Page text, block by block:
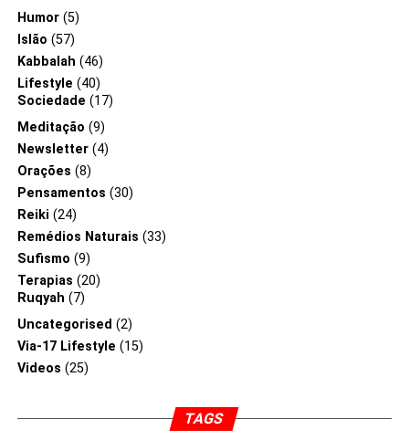
Humor(5)
Islão (57)
Kabbalah (46)
Lifestyle (40)
Sociedade (17)
Meditação (9)
Newsletter(4)
Orações (8)
Pensamentos (30)
Reiki (24)
Remédios Naturais (33)
Sufismo (9)
Terapias (20)
Ruqyah (7)
Uncategorised (2)
Via-17 Lifestyle (15)
Videos (25)
TAGS